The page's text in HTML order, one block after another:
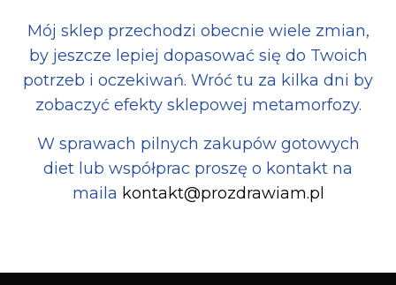
Mój sklep przechodzi obecnie wiele zmian,
by jeszcze lepiej dopasować się do Twoich
potrzeb i oczekiwań. Wróć tu za kilka dni by
zobaczyć efekty sklepowej metamorfozy.
W sprawach pilnych zakupów gotowych
diet lub współprac proszę o kontakt na
maila kontakt@prozdrawiam.pl